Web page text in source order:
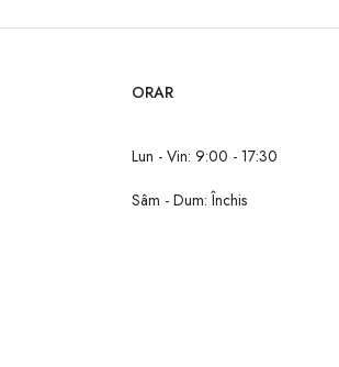
ORAR
Lun - Vin: 9:00 - 17:30
Sâm - Dum: Închis